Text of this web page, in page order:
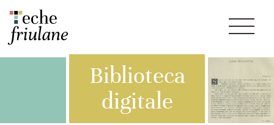
Biblioteca
digitale